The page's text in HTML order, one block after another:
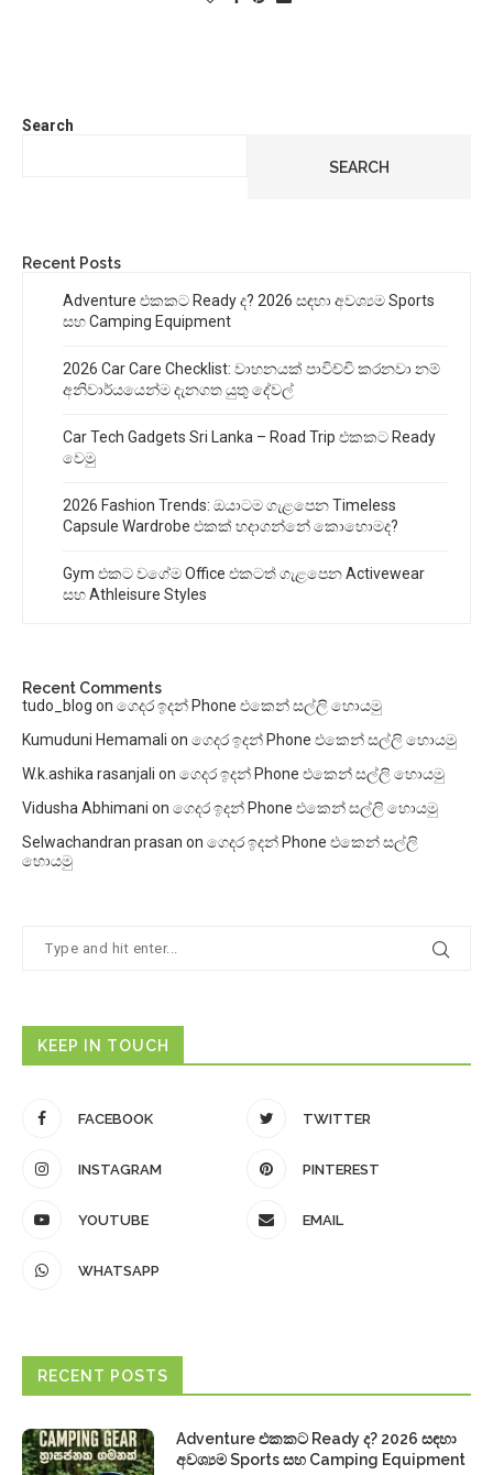
Search
SEARCH
Recent Posts
Adventure එකකට Ready ද? 2026 සඳහා අවශ්‍යම Sports
සහ Camping Equipment
2026 Car Care Checklist: වාහනයක් පාවිච්චි කරනවා නම්
අනිවාර්යයෙන්ම දැනගත යුතු දේවල්
Car Tech Gadgets Sri Lanka – Road Trip එකකට Ready
වෙමු
2026 Fashion Trends: ඔයාටම ගැළපෙන Timeless
Capsule Wardrobe එකක් හදාගන්නේ කොහොමද?
Gym එකට වගේම Office එකටත් ගැළපෙන Activewear
සහ Athleisure Styles
Recent Comments
tudo_blog on ගෙදර ඉදන් Phone එකෙන් සල්ලි හොයමු
Kumuduni Hemamali on ගෙදර ඉදන් Phone එකෙන් සල්ලි හොයමු
W.k.ashika rasanjali on ගෙදර ඉදන් Phone එකෙන් සල්ලි හොයමු
Vidusha Abhimani on ගෙදර ඉදන් Phone එකෙන් සල්ලි හොයමු
Selwachandran prasan on ගෙදර ඉදන් Phone එකෙන් සල්ලි
හොයමු
KEEP IN TOUCH
FACEBOOK TWITTER
INSTAGRAM PINTEREST
YOUTUBE EMAIL
WHATSAPP
RECENT POSTS
Adventure එකකට Ready ද? 2026 සඳහා
අවශ්‍යම Sports සහ Camping Equipment